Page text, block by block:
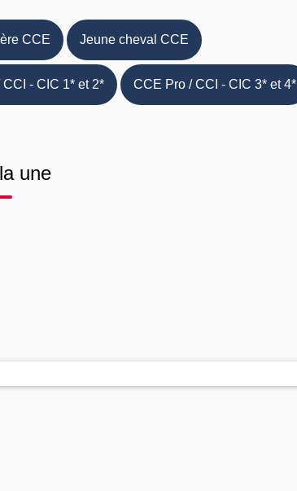
CCE Jeune cheval CCE
- CIC 1* et 2* CCE Pro / CCI - CIC 3* et 4*
une